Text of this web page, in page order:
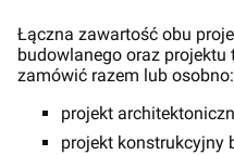
Łączna zawartość obu
budowlanego oraz projektu
zamówić razem lub osobno:
projekt
projekt konstrukcyjny